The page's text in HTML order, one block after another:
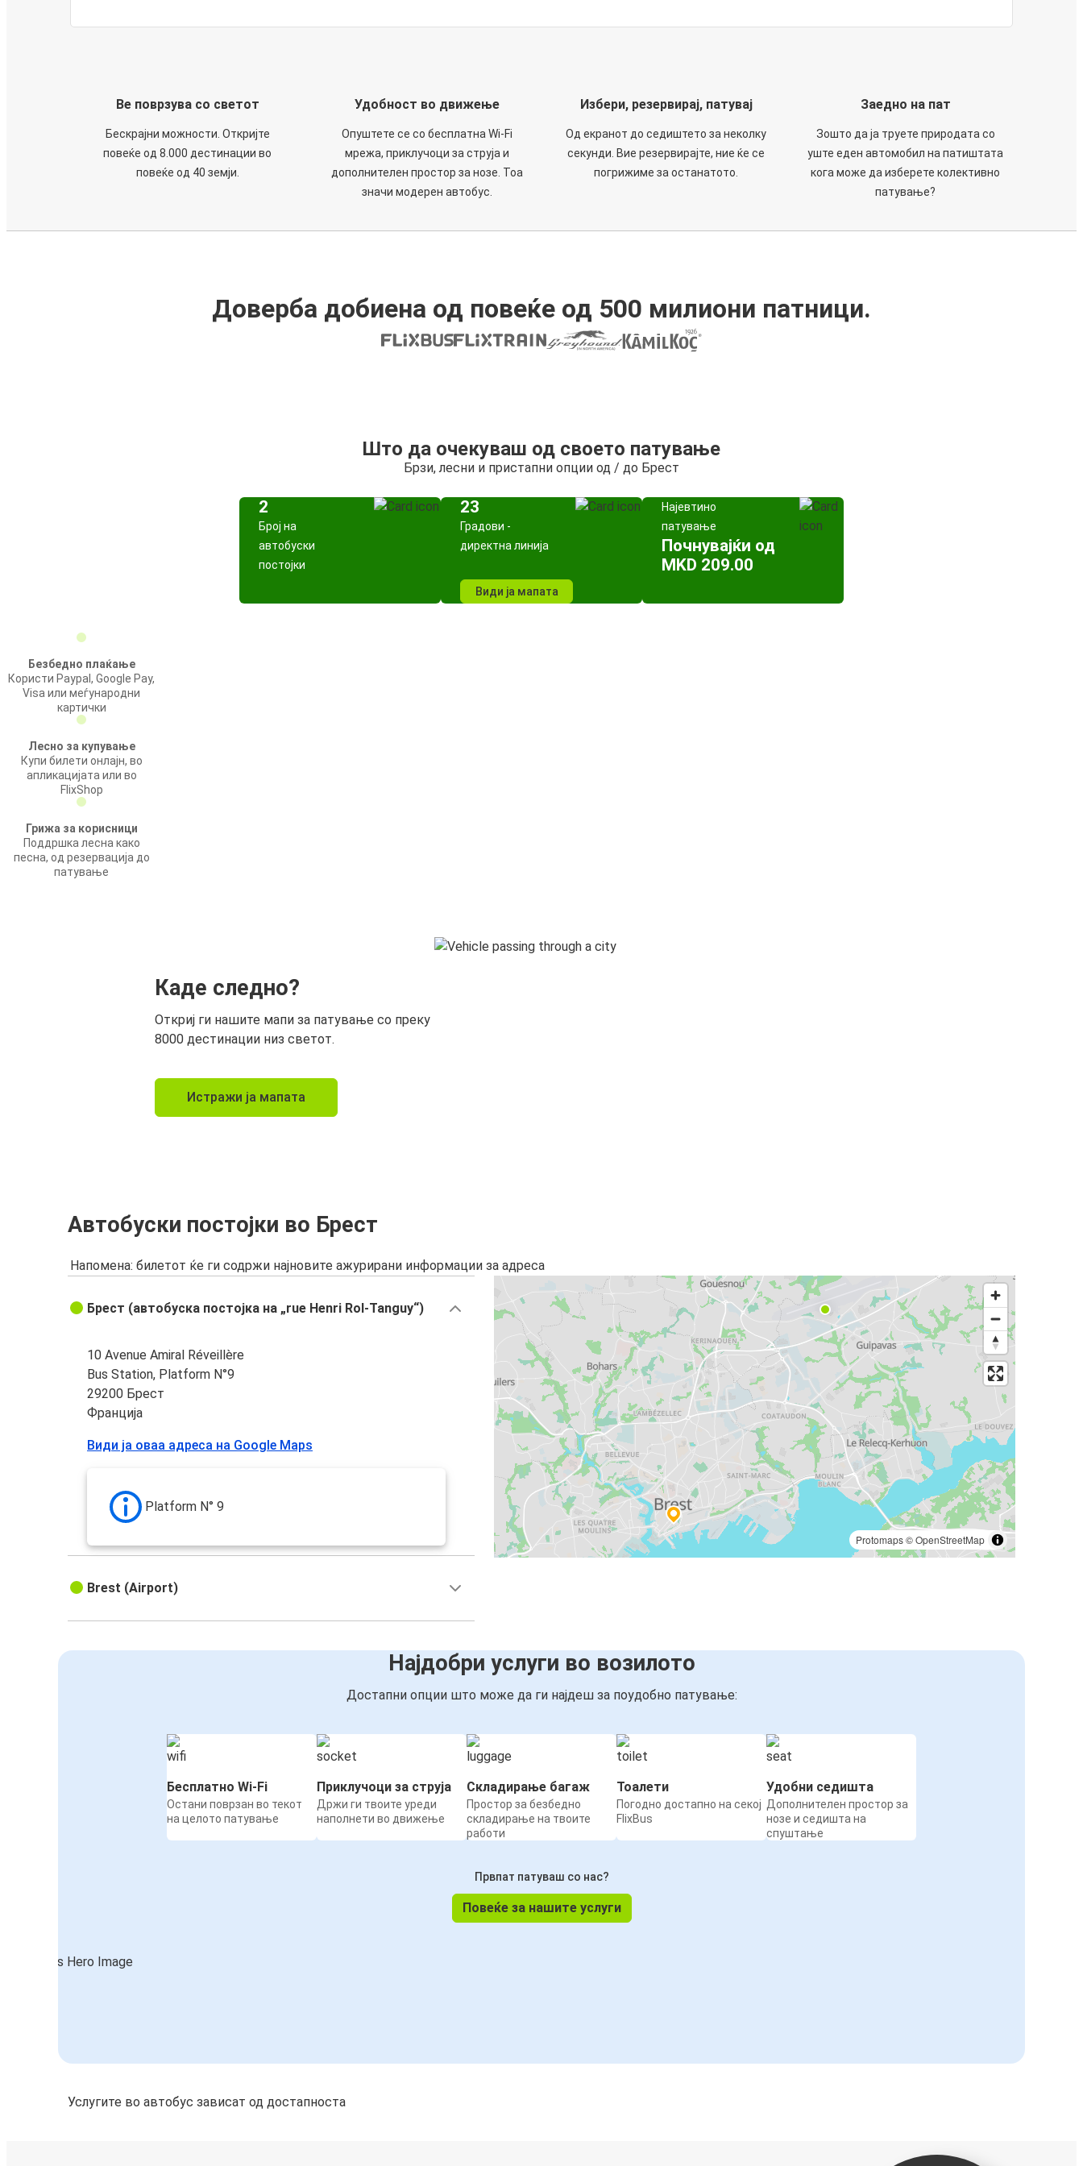
Ве поврзува со светот
Бескрајни можности. Откријте
повеќе од 8.000 дестинации во
повеќе од 40 земји.
Удобност во движење
Опуштете се со бесплатна Wi-Fi
мрежа, приклучоци за струја и
дополнителен простор за нозе. Тоа
значи модерен автобус.
Избери, резервирај, патувај
Од екранот до седиштето за неколку
секунди. Вие резервирајте, ние ќе се
погрижиме за останатото.
Заедно на пат
Зошто да ја труете природата со
уште еден автомобил на патиштата
кога може да изберете колективно
патување?
Доверба добиена од повеќе од 500 милиони патници.
Што да очекуваш од своето патување
Брзи, лесни и пристапни опции од / до Брест
2
Број на
автобуски
постојки
23
Градови -
директна линија
Види ја мапата
Најевтино
патување
Почнувајќи од
MKD 209.00
Безбедно плаќање
Користи Paypal, Google Pay,
Visa или меѓународни
картички
Лесно за купување
Купи билети онлајн, во
апликацијата или во
FlixShop
Грижа за корисници
Поддршка лесна како
песна, од резервација до
патување
Каде следно?
Откриј ги нашите мапи за патување со преку
8000 дестинации низ светот.
Истражи ја мапата
Автобуски постојки во Брест
Напомена: билетот ќе ги содржи најновите ажурирани информации за адреса
Protomaps©OpenStreetMap
Брест (автобуска постојка на „rue Henri Rol-Tanguy“)
10 Avenue Amiral Réveillère
Bus Station, Platform N°9
29200 Брест
Франција
Види ја оваа адреса на Google Maps
Platform N° 9
Brest (Airport)
Најдобри услуги во возилото
Достапни опции што може да ги најдеш за поудобно патување:
Бесплатно Wi-Fi
Остани поврзан во текот
на целото патување
Приклучоци за струја
Држи ги твоите уреди
наполнети во движење
Складирање багаж
Простор за безбедно
складирање на твоите
работи
Тоалети
Погодно достапно на секој
FlixBus
Удобни седишта
Дополнителен простор за
нозе и седишта на
спуштање
Првпат патуваш со нас?
Повеќе за нашите услуги
Услугите во автобус зависат од достапноста